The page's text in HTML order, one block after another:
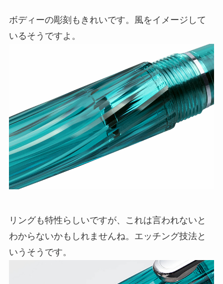
ボディーの彫刻もきれいです。風をイメージして
いるそうですよ。
リングも特性らしいですが、これは言われないと
わからないかもしれませんね。エッチング技法と
いうそうです。